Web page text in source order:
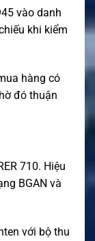
vào danh
khi kiểm
hàng có
đó thuận
710. Hiệu
BGAN và
với bộ thu